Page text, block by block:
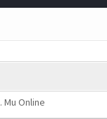
. Mu Online